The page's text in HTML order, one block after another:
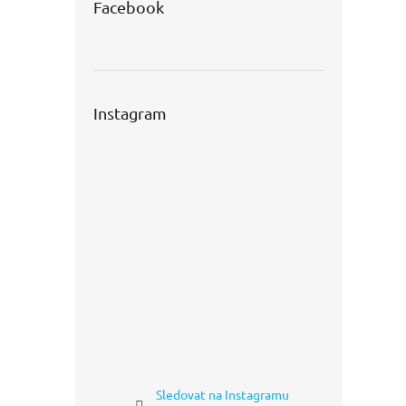
Facebook
Instagram
Sledovat na Instagramu